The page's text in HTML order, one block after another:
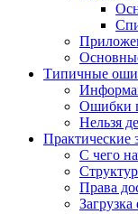
Типичные
Ошибки
Нельзя
Практические
С чего
Права